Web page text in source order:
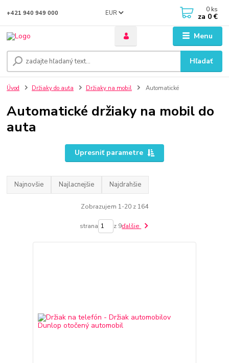
Menu
EUR
Hľadať
+421 940 949 000 0 ks
za 0 €
Úvod Držiaky do auta Držiaky na mobil Automatické
Automatické držiaky na mobil do
auta
Upresniť parametre
Najnovšie Najlacnejšie Najdrahšie
Zobrazujem 1-20 z 164
strana z 9ďalšie